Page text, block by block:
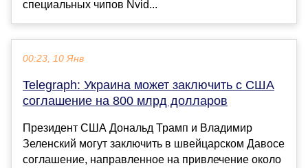
специальных чипов Nvid...
00:23, 10 Янв
Telegraph: Украина может заключить с США
соглашение на 800 млрд долларов
Президент США Дональд Трамп и Владимир
Зеленский могут заключить в швейцарском Давосе
соглашение, направленное на привлечение около